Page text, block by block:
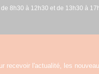
8h30 à 12h30 et de 13h30 à
recevoir l'actualité, les